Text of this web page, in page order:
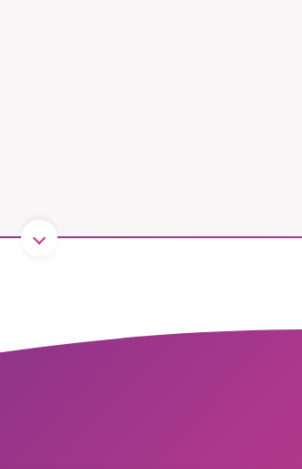
att swisha en slant till